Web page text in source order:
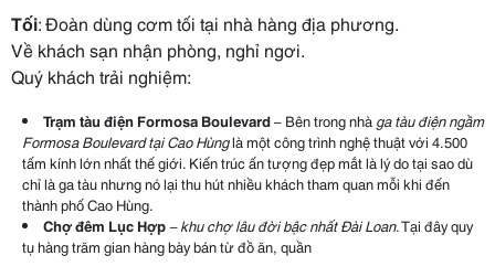
Tối: Đoàn dùng cơm tối tại nhà hàng địa phương.
Về khách sạn nhận phòng, nghỉ ngơi.
Quý khách trải nghiệm:
Trạm tàu điện Formosa Boulevard– Bên trong nhà ga tàu điện ngầm
Formosa Boulevard tại Cao Hùnglà một công trình nghệ thuật với 4.500
tấm kính lớn nhất thế giới. Kiến trúc ấn tượng đẹp mắt là lý do tại sao dù
chỉ là ga tàu nhưng nó lại thu hút nhiều khách tham quan mỗi khi đến
thành phố Cao Hùng.
Chợ đêm Lục Hợp – khu chợ lâu đời bậc nhất Đài Loan. Tại đây quy
tụ hàng trăm gian hàng bày bán từ đồ ăn, quần